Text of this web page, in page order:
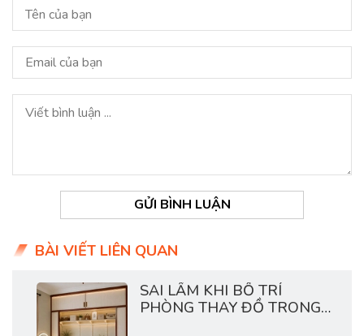
GỬI BÌNH LUẬN
BÀI VIẾT LIÊN QUAN
SAI LẦM KHI BỐ TRÍ
PHÒNG THAY ĐỒ TRONG